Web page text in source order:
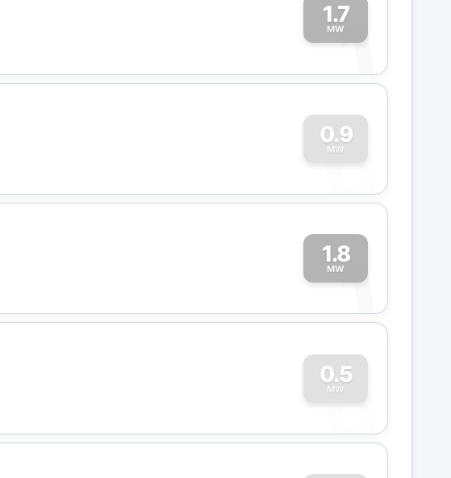
1.7
MW
1
0.9
MW
0
1.8
MW
1
0.5
MW
0